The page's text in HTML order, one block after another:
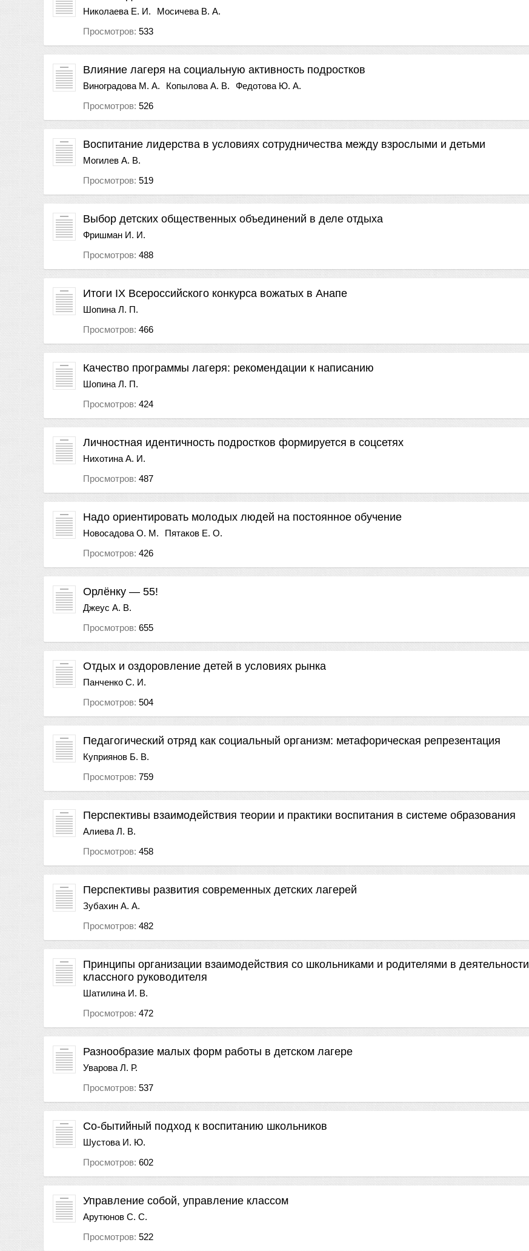
Николаева Е. И.
Мосичева В. А.
Просмотров: 533
Влияние лагеря на социальную активность подростков
Виноградова М. А. Копылова А. В.
Федотова Ю. А.
Просмотров: 526
Воспитание лидерства в условиях сотрудничества между взрослыми и детьми
Могилев А. В.
Просмотров: 519
Выбор детских общественных объединений в деле отдыха
Фришман И. И.
Просмотров: 488
Итоги IХ Всероссийского конкурса вожатых в Анапе
Шопина Л. П.
Просмотров: 466
Качество программы лагеря: рекомендации к написанию
Шопина Л. П.
Просмотров: 424
Личностная идентичность подростков формируется в соцсетях
Нихотина А. И.
Просмотров: 487
Надо ориентировать молодых людей на постоянное обучение
Новосадова О. М.
Пятаков Е. О.
Просмотров: 426
Орлёнку — 55!
Джеус А. В.
Просмотров: 655
Отдых и оздоровление детей в условиях рынка
Панченко С. И.
Просмотров: 504
Педагогический отряд как социальный организм: метафорическая репрезентация
Куприянов Б. В.
Просмотров: 759
Перспективы взаимодействия теории и практики воспитания в системе образования
Алиева Л. В.
Просмотров: 458
Перспективы развития современных детских лагерей
Зубахин А. А.
Просмотров: 482
Принципы организации взаимодействия со школьниками и родителями в деятельности
классного руководителя
Шатилина И. В.
Просмотров: 472
Разнообразие малых форм работы в детском лагере
Уварова Л. Р.
Просмотров: 537
Со-бытийный подход к воспитанию школьников
Шустова И. Ю.
Просмотров: 602
Управление собой, управление классом
Арутюнов С. С.
Просмотров: 522